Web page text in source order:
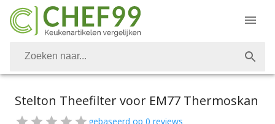
Stelton Theefilter voor EM77 Thermoskan
gebaseerd op 0 reviews